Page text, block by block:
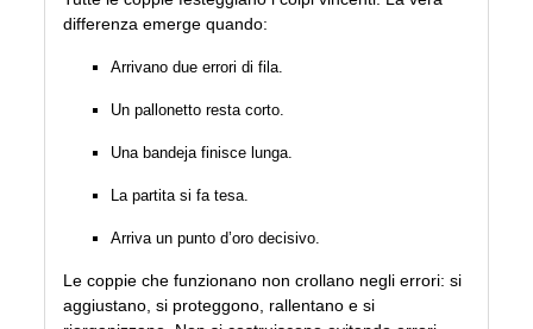
differenza emerge quando:
Arrivano due errori di fila.
Un pallonetto resta corto.
Una bandeja finisce lunga.
La partita si fa tesa.
Arriva un punto d’oro decisivo.
Le coppie che funzionano non crollano negli errori: si
aggiustano, si proteggono, rallentano e si